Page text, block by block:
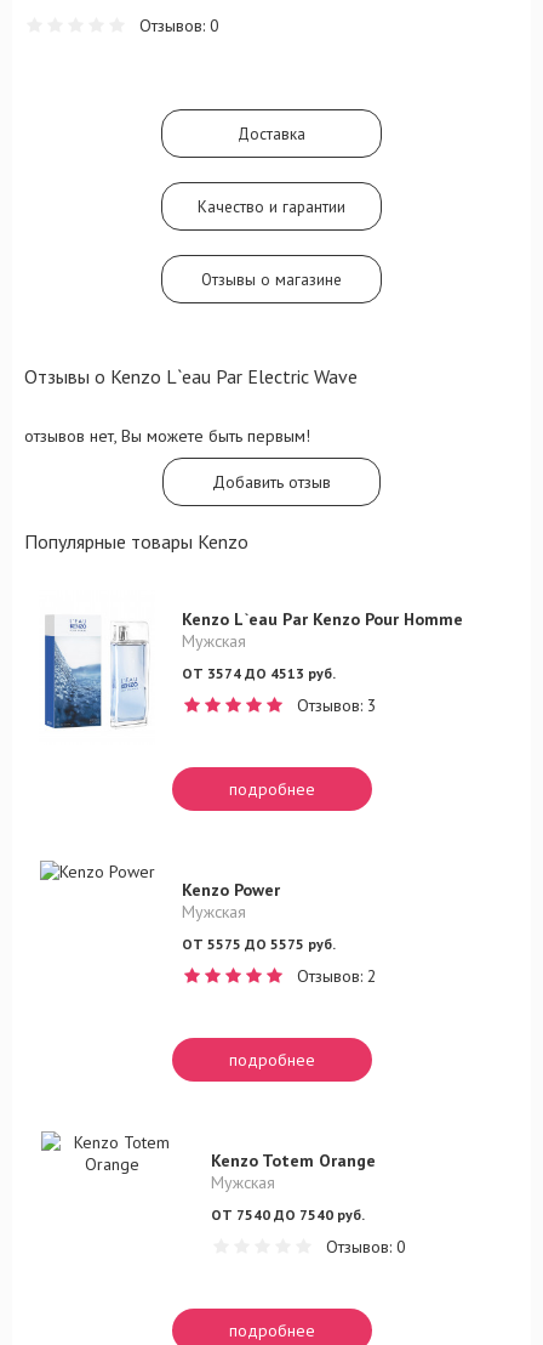
переплетения, наполненные активностью,
дольше. В композиции присутствуют
аккорды розового грейпфрута и юзу, в
сочетании с зеленым яблоком, листьями
Отзывов: 0
Доставка
Качество и гарантии
Отзывы о магазине
Отзывы о Kenzo L`eau Par Electric Wave
отзывов нет, Вы можете быть первым!
Добавить отзыв
Популярные товары Kenzo
Kenzo L`eau Par Kenzo Pour Homme
Мужская
ОТ 3574 ДО 4513 руб.
Отзывов: 3
подробнее
Kenzo Power
Мужская
ОТ 5575 ДО 5575 руб.
Отзывов: 2
подробнее
Kenzo Totem Orange
Мужская
ОТ 7540 ДО 7540 руб.
Отзывов: 0
подробнее